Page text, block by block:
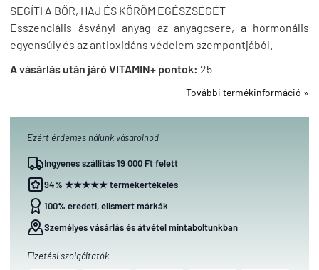
SEGÍTI A BŐR, HAJ ÉS KÖRÖM EGÉSZSÉGÉT
Esszenciális ásványi anyag az anyagcsere, a hormonális
egyensúly és az antioxidáns védelem szempontjából.
A vásárlás után járó VITAMIN+ pontok: 25
További termékinformáció »
Ezért érdemes nálunk vásárolnod
Ingyenes szállítás 19 000 Ft felett
94% ★★★★★ termékértékelés
100% eredeti, elismert márkák
Személyes vásárlás és átvétel mintaboltunkban
Fizetési szolgáltatók